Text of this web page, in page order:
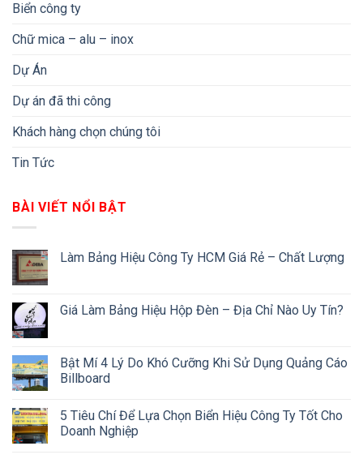
Biển công ty
Chữ mica – alu – inox
Dự Án
Dự án đã thi công
Khách hàng chọn chúng tôi
Tin Tức
BÀI VIẾT NỔI BẬT
Làm Bảng Hiệu Công Ty HCM Giá Rẻ – Chất Lượng
Giá Làm Bảng Hiệu Hộp Đèn – Địa Chỉ Nào Uy Tín?
Bật Mí 4 Lý Do Khó Cưỡng Khi Sử Dụng Quảng Cáo
Billboard
5 Tiêu Chí Để Lựa Chọn Biển Hiệu Công Ty Tốt Cho
Doanh Nghiệp